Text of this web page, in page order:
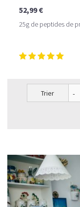
LE PLAISIR D’UN
TROP
52,99 €
25g de peptides de
Trier